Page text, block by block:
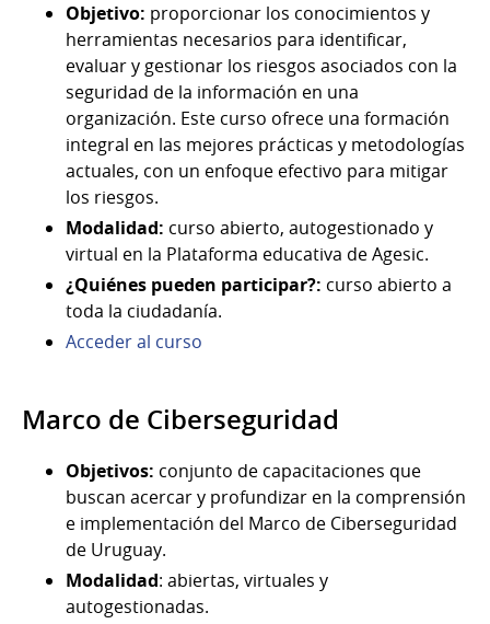
Objetivo: proporcionar los conocimientos y
herramientas necesarios para identificar,
evaluar y gestionar los riesgos asociados con la
seguridad de la información en una
organización. Este curso ofrece una formación
integral en las mejores prácticas y metodologías
actuales, con un enfoque efectivo para mitigar
los riesgos.
Modalidad: curso abierto, autogestionado y
virtual en la Plataforma educativa de Agesic.
¿Quiénes pueden participar?: curso abierto a
toda la ciudadanía.
Acceder al curso
Marco de Ciberseguridad
Objetivos: conjunto de capacitaciones que
buscan acercar y profundizar en la comprensión
e implementación del Marco de Ciberseguridad
de Uruguay.
Modalidad: abiertas, virtuales y
autogestionadas.